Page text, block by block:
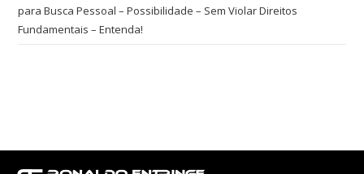
para Busca Pessoal – Possibilidade – Sem Violar Direitos
Fundamentais – Entenda!